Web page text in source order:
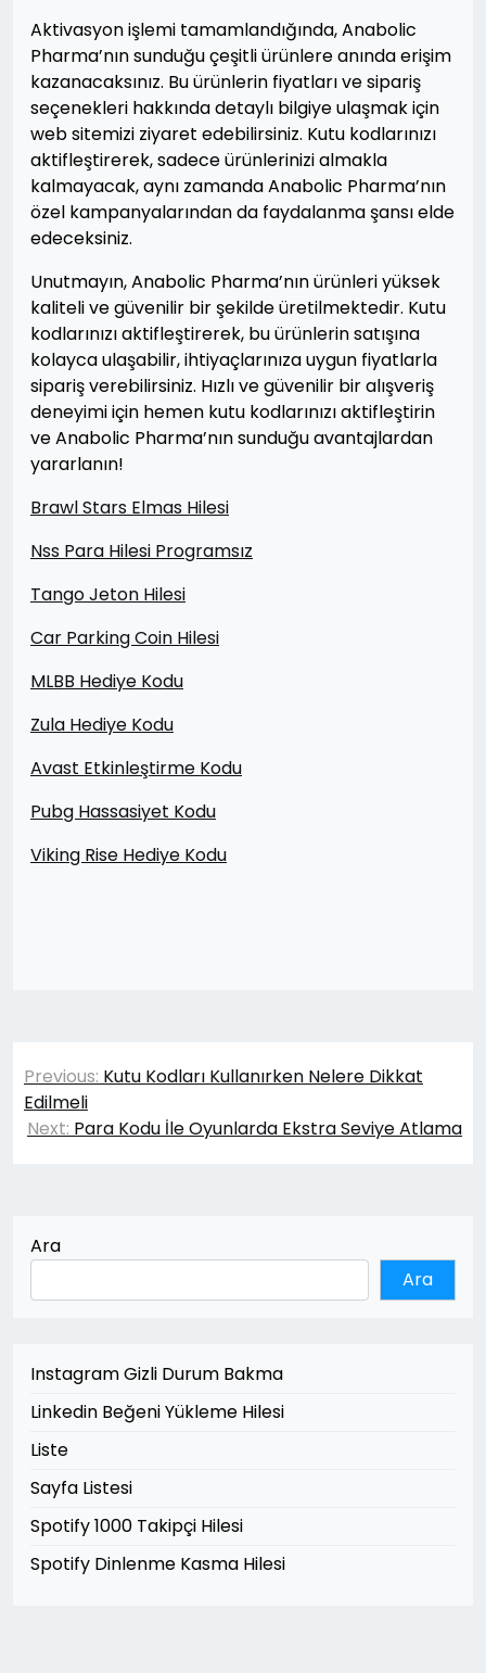
Aktivasyon işlemi tamamlandığında, Anabolic
Pharma’nın sunduğu çeşitli ürünlere anında erişim
kazanacaksınız. Bu ürünlerin fiyatları ve sipariş
seçenekleri hakkında detaylı bilgiye ulaşmak için
web sitemizi ziyaret edebilirsiniz. Kutu kodlarınızı
aktifleştirerek, sadece ürünlerinizi almakla
kalmayacak, aynı zamanda Anabolic Pharma’nın
özel kampanyalarından da faydalanma şansı elde
edeceksiniz.
Unutmayın, Anabolic Pharma’nın ürünleri yüksek
kaliteli ve güvenilir bir şekilde üretilmektedir. Kutu
kodlarınızı aktifleştirerek, bu ürünlerin satışına
kolayca ulaşabilir, ihtiyaçlarınıza uygun fiyatlarla
sipariş verebilirsiniz. Hızlı ve güvenilir bir alışveriş
deneyimi için hemen kutu kodlarınızı aktifleştirin
ve Anabolic Pharma’nın sunduğu avantajlardan
yararlanın!
Brawl Stars Elmas Hilesi
Nss Para Hilesi Programsız
Tango Jeton Hilesi
Car Parking Coin Hilesi
MLBB Hediye Kodu
Zula Hediye Kodu
Avast Etkinleştirme Kodu
Pubg Hassasiyet Kodu
Viking Rise Hediye Kodu
Yazı
gezinmesi
Previous: Kutu Kodları Kullanırken Nelere Dikkat
Edilmeli
Next: Para Kodu İle Oyunlarda Ekstra Seviye Atlama
Ara
Ara
Instagram Gizli Durum Bakma
Linkedin Beğeni Yükleme Hilesi
Liste
Sayfa Listesi
Spotify 1000 Takipçi Hilesi
Spotify Dinlenme Kasma Hilesi